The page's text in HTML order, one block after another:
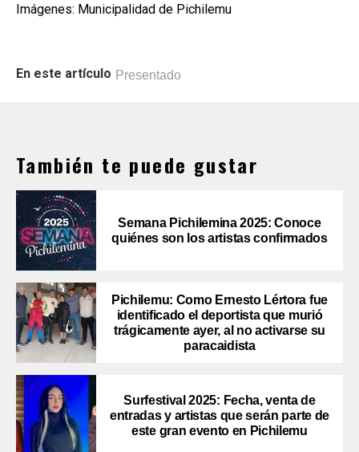
Imágenes: Municipalidad de Pichilemu
En este artículo Presentado
También te puede gustar
Semana Pichilemina 2025: Conoce
quiénes son los artistas confirmados
Pichilemu: Como Ernesto Lértora fue
identificado el deportista que murió
trágicamente ayer, al no activarse su
paracaidista
Surfestival 2025: Fecha, venta de
entradas y artistas que serán parte de
este gran evento en Pichilemu